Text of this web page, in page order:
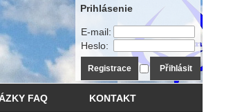
Prihlásenie
E-mail:
Heslo:
Registrace Přihlásit
FAQ KONTAKT